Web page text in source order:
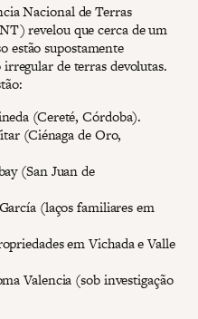
Nacional de Terras
revelou que cerca de um
estão supostamente
de terras devolutas.
(Cereté, Córdoba).
(Ciénaga de Oro,
(San Juan de
(laços familiares em
em Vichada e Valle
Valencia (sob investigação